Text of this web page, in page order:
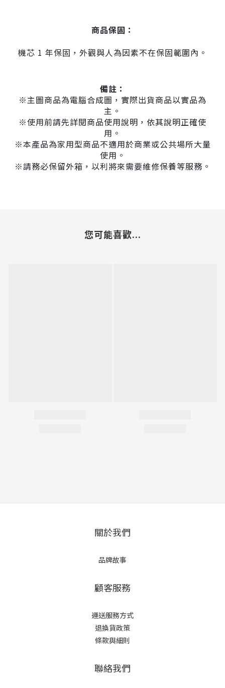
商品保固：
機芯 1 年保固，外觀與人為因素不在保固範圍內。
備註：
※主圖商品為電腦合成圖，實際出貨商品以實品為
主。
※使用前請先詳閱商品使用說明，依其說明正確使
用。
※本產品為家用型商品不適用於商業或公共場所大量
使用。
※請務必保留外箱，以利將來需要維修保養等服務。
您可能喜歡...
關於我們
品牌故事
顧客服務
運送服務方式
退換貨政策
條款與細則
聯絡我們